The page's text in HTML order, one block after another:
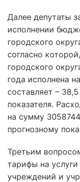
Далее депутаты
исполнении
городского
согласно
городского
года исполнена
составляет –
показателя.
на сумму
прогнозному
Третьим
тарифы на
учреждений и